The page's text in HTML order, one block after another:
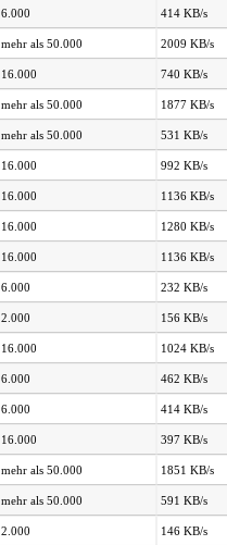
6.000 414 KB/s
mehr als 50.000 2009 KB/s
16.000 740 KB/s
mehr als 50.000 1877 KB/s
mehr als 50.000 531 KB/s
16.000 992 KB/s
16.000 1136 KB/s
16.000 1280 KB/s
16.000 1136 KB/s
6.000 232 KB/s
2.000 156 KB/s
16.000 1024 KB/s
6.000 462 KB/s
6.000 414 KB/s
16.000 397 KB/s
mehr als 50.000 1851 KB/s
mehr als 50.000 591 KB/s
2.000 146 KB/s